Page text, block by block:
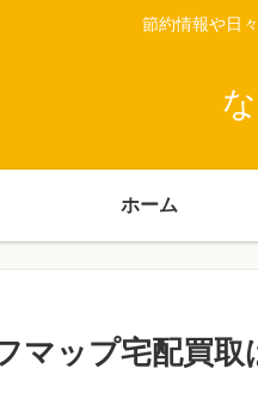
節約情報や日
ホーム
マップ宅配買